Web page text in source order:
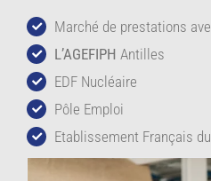
Marché de prestations
L’AGEFIPH Antilles
EDF Nucléaire
Pôle Emploi
Etablissement Français